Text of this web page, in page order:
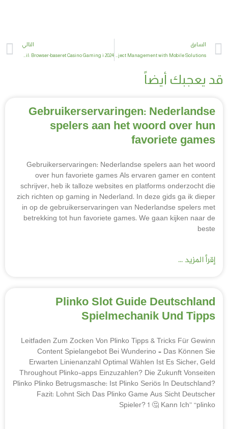
Prev
السابق
Revolutionizing Construction Project Management with Mobile Solutions
التالي
Den Fremtidige Duo af Mobilspil: Browser-baseret Casino Gaming i 2024
قد يعجبك أيضاً
Gebruikerservaringen: Nederlandse
spelers aan het woord over hun
favoriete games
Gebruikerservaringen: Nederlandse spelers aan het woord
over hun favoriete games Als ervaren gamer en content
schrijver, heb ik talloze websites en platforms onderzocht die
zich richten op gaming in Nederland. In deze gids ga ik dieper
in op de gebruikerservaringen van Nederlandse spelers met
betrekking tot hun favoriete games. We gaan kijken naar de
beste
إقرأ المزيد ...
Plinko Slot Guide Deutschland
Spielmechanik Und Tipps
Leitfaden Zum Zocken Von Plinko Tipps & Tricks Für Gewinn
Content Spielangebot Bei Wunderino – Das Können Sie
Erwarten Linienanzahl Optimal Wählen Ist Es Sicher, Geld
Throughout Plinko-apps Einzuzahlen? Die Zukunft Vonseiten
Plinko Plinko Betrugsmasche: Ist Plinko Seriös In Deutschland?
Fazit: Lohnt Sich Das Plinko Game Aus Sicht Deutscher
Spieler? 1 🤔 Kann Ich” “plinko